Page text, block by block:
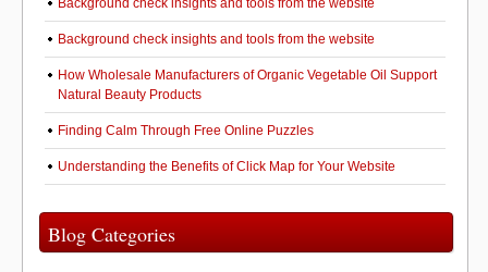
Background check insights and tools from the website
Background check insights and tools from the website
How Wholesale Manufacturers of Organic Vegetable Oil Support
Natural Beauty Products
Finding Calm Through Free Online Puzzles
Understanding the Benefits of Click Map for Your Website
Blog Categories